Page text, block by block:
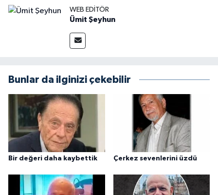
WEB EDITÖR
Ümit Şeyhun
Bunlar da ilginizi çekebilir
Bir değeri daha kaybettik Çerkez sevenlerini üzdü